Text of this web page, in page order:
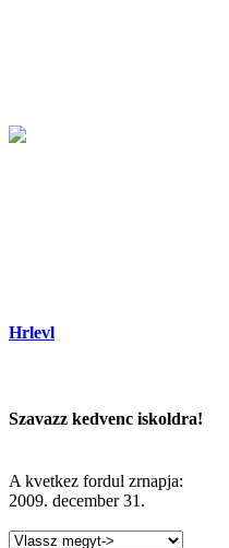
Hrlevl
Szavazz kedvenc iskoldra!
A kvetkez fordul zrnapja:
2009. december 31.